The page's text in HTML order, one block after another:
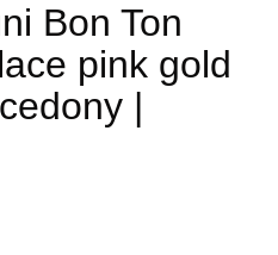
Bon Ton
pink gold
|